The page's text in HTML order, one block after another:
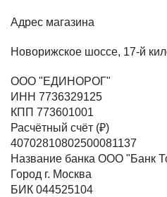
Адрес магазина
Новорижское шоссе, 17-й
ООО "ЕДИНОРОГ"
ИНН 7736329125
КПП 773601001
Расчётный счёт (₽)
40702810802500081137
Название банка ООО "Банк
Город г. Москва
БИК 044525104